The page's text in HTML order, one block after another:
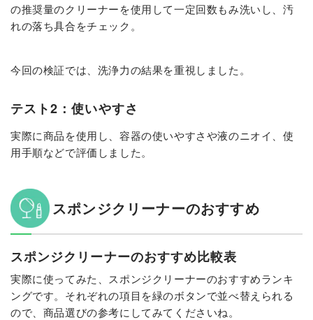
の推奨量のクリーナーを使用して一定回数もみ洗いし、汚
れの落ち具合をチェック。
今回の検証では、洗浄力の結果を重視しました。
テスト2：使いやすさ
実際に商品を使用し、容器の使いやすさや液のニオイ、使
用手順などで評価しました。
スポンジクリーナーのおすすめ
スポンジクリーナーのおすすめ比較表
実際に使ってみた、スポンジクリーナーのおすすめランキ
ングです。それぞれの項目を緑のボタンで並べ替えられる
ので、商品選びの参考にしてみてくださいね。